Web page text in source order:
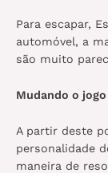
Para escapar,
automóvel, a
são muito
Mudando o jogo
A partir deste
personalidade
maneira de